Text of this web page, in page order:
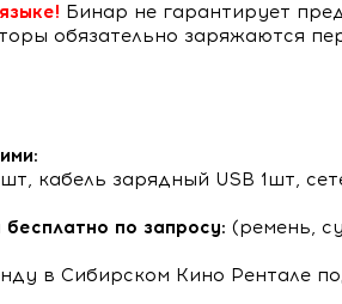
Бинар не гарантирует
обязательно заряжаются
кабель зарядный USB 1шт,
по запросу: (ремень,
в Сибирском Кино Рентале